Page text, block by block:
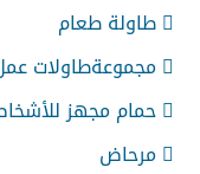
 طاولة طعام
 مجموعةطاولات عمل للأنشطة اليومية
 حمام مجهز للأشخاص زوي الإعاقة
 مرحاض